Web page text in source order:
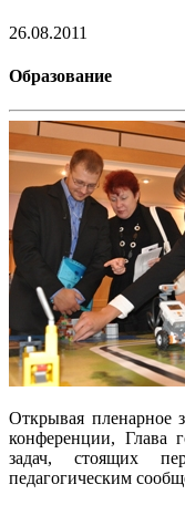
26.08.2011
Образование
Открывая пленарное
конференции, Глава
задач, стоящих
педагогическим